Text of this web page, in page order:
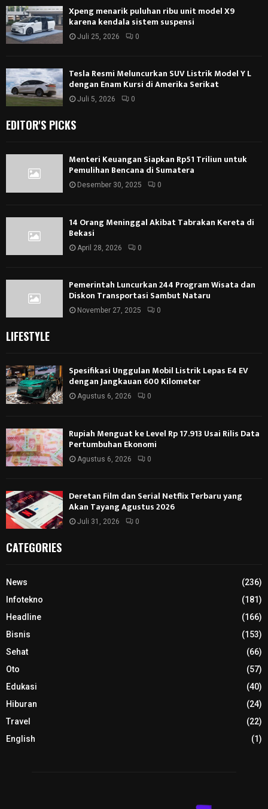
Xpeng menarik puluhan ribu unit model X9
karena kendala sistem suspensi
Juli 25, 2026 0
Tesla Resmi Meluncurkan SUV Listrik Model Y L
dengan Enam Kursi di Amerika Serikat
Juli 5, 2026 0
EDITOR'S PICKS
Menteri Keuangan Siapkan Rp51 Triliun untuk
Pemulihan Bencana di Sumatera
Desember 30, 2025 0
14 Orang Meninggal Akibat Tabrakan Kereta di
Bekasi
April 28, 2026 0
Pemerintah Luncurkan 244 Program Wisata dan
Diskon Transportasi Sambut Nataru
November 27, 2025 0
LIFESTYLE
Spesifikasi Unggulan Mobil Listrik Lepas E4 EV
dengan Jangkauan 600 Kilometer
Agustus 6, 2026 0
Rupiah Menguat ke Level Rp 17.913 Usai Rilis Data
Pertumbuhan Ekonomi
Agustus 6, 2026 0
Deretan Film dan Serial Netflix Terbaru yang
Akan Tayang Agustus 2026
Juli 31, 2026 0
CATEGORIES
News
(236)
Infotekno
(181)
Headline
(166)
Bisnis
(153)
Sehat
(66)
Oto
(57)
Edukasi
(40)
Hiburan
(24)
Travel
(22)
English
(1)